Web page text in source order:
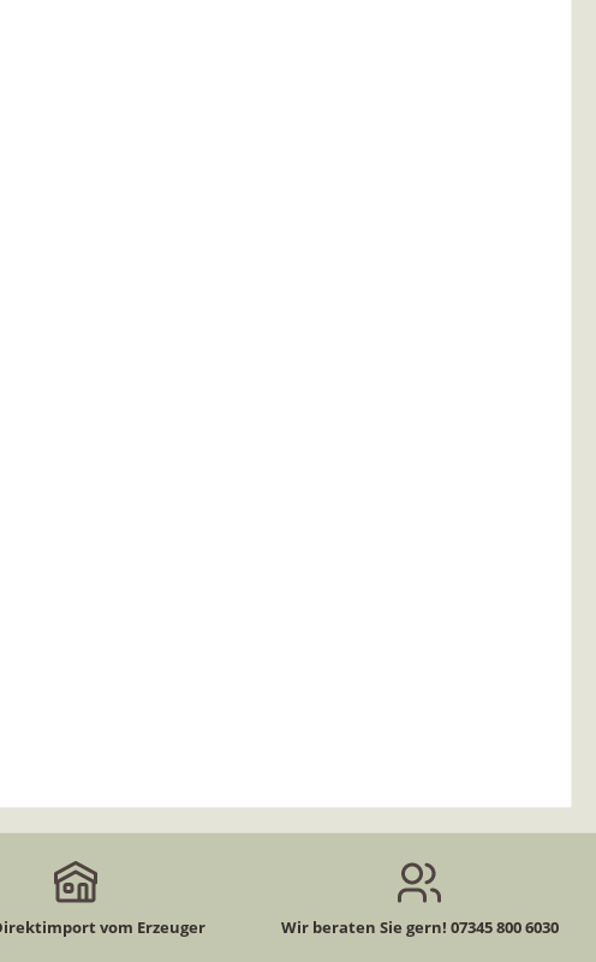
vom Erzeuger Wir beraten Sie gern! 07345 800 6030